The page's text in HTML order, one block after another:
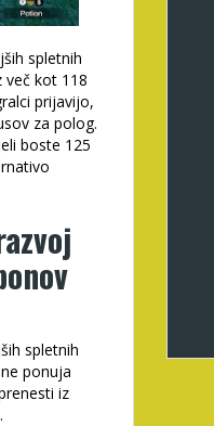
spletnih
več kot 118
prijavijo,
za polog.
boste 125
spletnih
ponuja
iz